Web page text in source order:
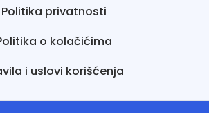
Politika privatnosti
o kolačićima
i uslovi korišćenja